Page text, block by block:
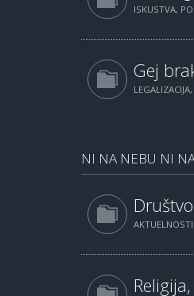
ISKUSTVA,
Gej
NI NA NEBU NI